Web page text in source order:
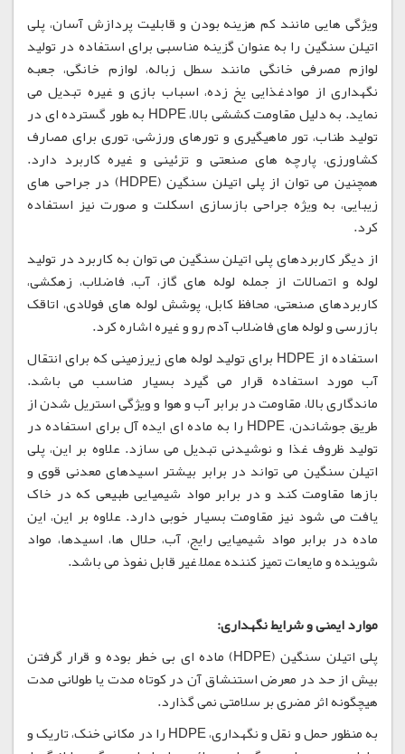
ویژگی هایی مانند کم هزینه بودن و قابلیت پردازش آسان، پلی
اتیلن سنگین را به عنوان گزینه مناسبی برای استفاده در تولید
لوازم مصرفی خانگی مانند سطل زباله، لوازم خانگی، جعبه
نگهداری از موادغذایی یخ زده، اسباب بازی و غیره تبدیل می
نماید. به دلیل مقاومت کششی بالا، HDPE به طور گسترده ای در
تولید طناب، تور ماهیگیری و تورهای ورزشی، توری برای مصارف
کشاورزی، پارچه های صنعتی و تزئینی و غیره کاربرد دارد.
همچنین می توان از پلی اتیلن سنگین (HDPE) در جراحی های
زیبایی، به ویژه جراحی بازسازی اسکلت و صورت نیز استفاده
کرد.
از دیگر کاربردهای پلی اتیلن سنگین می توان به کاربرد در تولید
لوله و اتصالات از جمله لوله های گاز، آب، فاضلاب، زهکشی،
کاربردهای صنعتی، محافظ کابل، پوشش لوله های فولادی، اتاقک
بازرسی و لوله های فاضلاب آدم رو و غیره اشاره کرد.
استفاده از HDPE برای تولید لوله های زیرزمینی که برای انتقال
آب مورد استفاده قرار می گیرد بسیار مناسب می باشد.
ماندگاری بالا، مقاومت در برابر آب و هوا و ویژگی استریل شدن از
طریق جوشاندن، HDPE را به ماده ای ایده آل برای استفاده در
تولید ظروف غذا و نوشیدنی تبدیل می سازد. علاوه بر این، پلی
اتیلن سنگین می تواند در برابر بیشتر اسیدهای معدنی قوی و
بازها مقاومت کند و در برابر مواد شیمیایی طبیعی که در خاک
یافت می شود نیز مقاومت بسیار خوبی دارد. علاوه بر این، این
ماده در برابر مواد شیمیایی رایج، آب، حلال ها، اسیدها، مواد
شوینده و مایعات تمیز کننده عملاً غیر قابل نفوذ می باشد.
موارد ایمنی و شرایط نگهداری:
پلی اتیلن سنگین (HDPE) ماده ای بی خطر بوده و قرار گرفتن
بیش از حد در معرض استنشاق آن در کوتاه مدت یا طولانی مدت
هیچگونه اثر مضری بر سلامتی نمی گذارد.
به منظور حمل و نقل و نگهداری، HDPE را در مکانی خنک، تاریک و